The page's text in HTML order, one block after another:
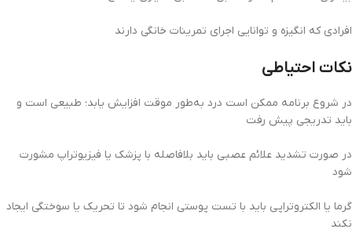
افرادی که انگیزه و توانایی اجرای تمرینات خانگی دارند
نکات احتیاطی
در شروع برنامه ممکن است درد به‌طور موقت افزایش یابد؛ طبیعی است و
باید تدریجی پیش رفت
در صورت تشدید علائم عصبی باید بلافاصله با پزشک یا فیزیوتراپ مشورت
شود
گرما یا الکتروتراپی باید با تست پوستی انجام شود تا تحریک یا سوختگی ایجاد
نکند